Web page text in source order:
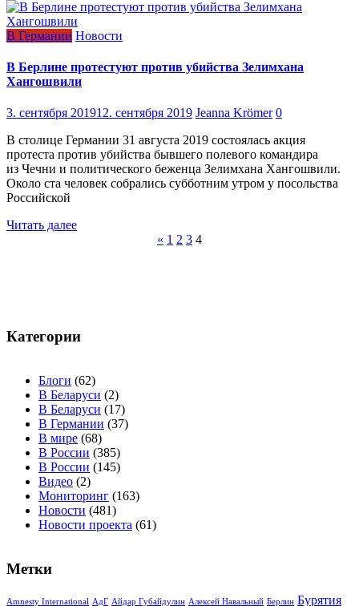
В Германии Новости
В Берлине протестуют против убийства Зелимхана
Хангошвили
3. сентября 201912. сентября 2019 Jeanna Krömer 0
В столице Германии 31 августа 2019 состоялась акция
протеста против убийства бывшего полевого командира
из Чечни и политического беженца Зелимхана Хангошвили.
Около ста человек собрались субботним утром у посольства
Российской
Читать далее
« 1 2 3 4
Категории
Блоги (62)
В Беларуси (2)
В Беларуси (17)
В Германии (37)
В мире (68)
В России (385)
В России (145)
Видео (2)
Мониторинг (163)
Новости (481)
Новости проекта (61)
Метки
Amnesty International АдГ Айдар Губайдулин Алексей Навальный Берлин Бурятия